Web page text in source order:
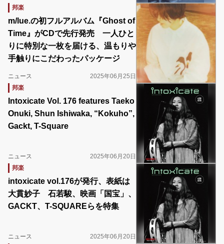
邦楽
m/lue.の初フルアルバム『Ghost of
Time』がCDで先行発売 一人ひと
りに特別な一枚を届ける、温もりや
手触りにこだわったパッケージ
ニュース
2025年06月25日
邦楽
Intoxicate Vol. 176 features Taeko
Onuki, Shun Ishiwaka, “Kokuho”,
Gackt, T-Square
ニュース
2025年06月20日
邦楽
intoxicate vol.176が発行、表紙は
大貫妙子 石若駿、映画「国宝」、
GACKT、T-SQUAREらを特集
ニュース 2025年06月20日